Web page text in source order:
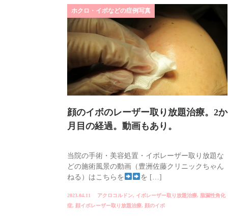
ホクロ・イボなどの症例写真
顔のイボのレーザー取り放題治療。2か
月目の経過。動画もあり。
当院の手術・美容処置・イボレーザー取り放題な
どの施術風景の動画（豊洲佐藤クリニックちゃん
ねる）はこちらを
を […]
2023.04.11 アクロコルドン, イボレーザー取り放題治療, 脂漏性角化
症, 顔イボレーザー取り放題治療, 顔のイボ